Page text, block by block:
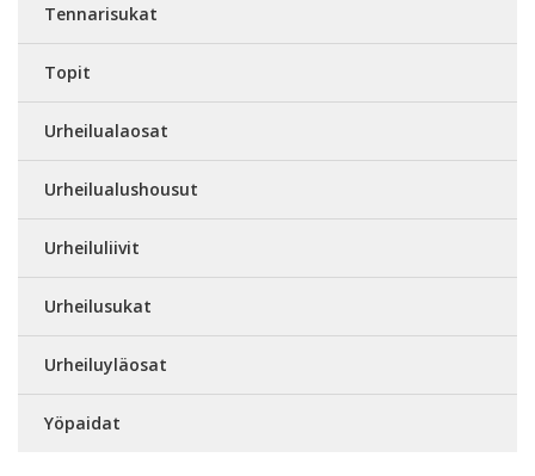
Tennarisukat
Topit
Urheilualaosat
Urheilualushousut
Urheiluliivit
Urheilusukat
Urheiluyläosat
Yöpaidat